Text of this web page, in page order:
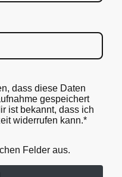
dass diese Daten
gespeichert
ist bekannt, dass ich
widerrufen kann.*
Felder aus.